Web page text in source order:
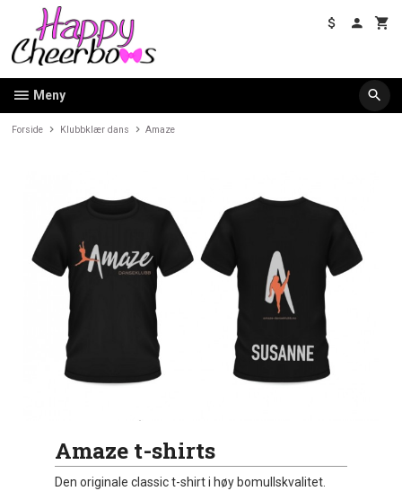
innholdet
Meny
Forside Klubbklær dans Amaze
Amaze t-shirts
Den originale classic t-shirt i høy bomullskvalitet.